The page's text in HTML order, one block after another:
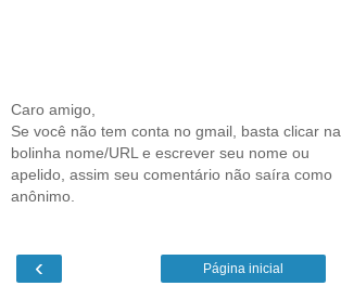
Caro amigo,
Se você não tem conta no gmail, basta clicar na
bolinha nome/URL e escrever seu nome ou
apelido, assim seu comentário não saíra como
anônimo.
‹ Página inicial